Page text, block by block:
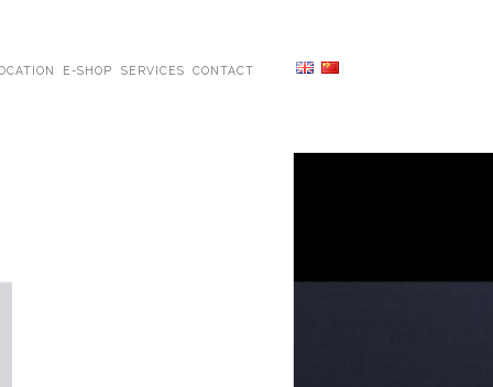
E-SHOP SERVICES CONTACT